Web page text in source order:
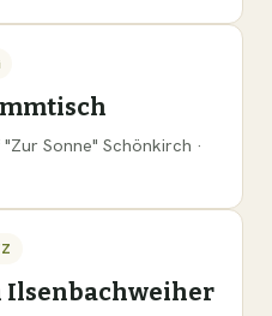
Sonne" Schönkirch ·
Ilsenbachweiher